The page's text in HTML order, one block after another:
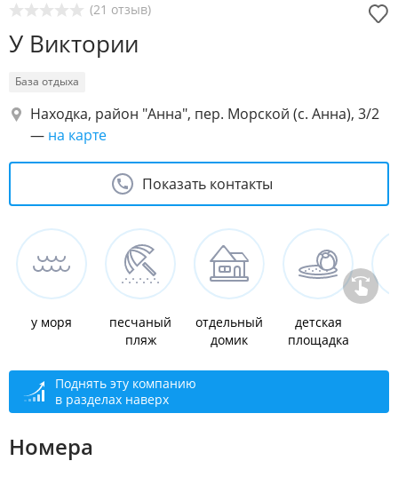
(21 отзыв)
У Виктории
База отдыха
Находка, район "Анна", пер. Морской (с. Анна), 3/2
— на карте
Показать контакты
у моря
песчаный
пляж
отдельный
домик
детская
площадка
Поднять эту компанию
в разделах наверх
Номера